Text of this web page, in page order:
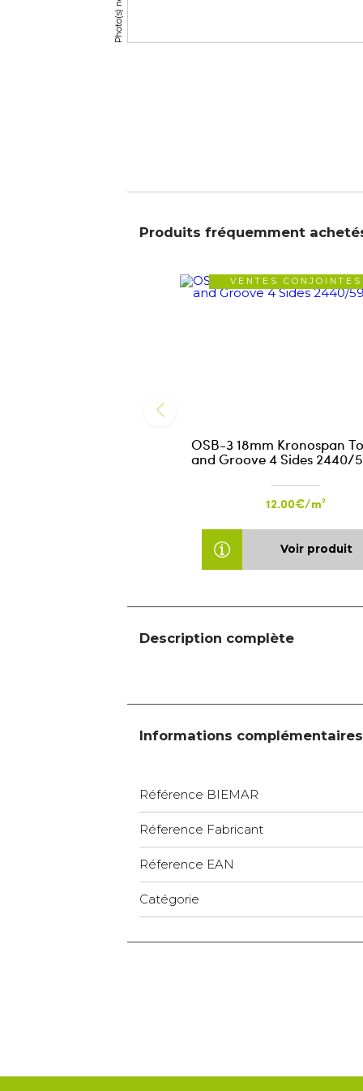
Produits fréquemment
VENTES CONJOINTES
OSB-3 18mm Kronospan
and Groove 4 Sides 2440/
12.00€/m²
Voir produit
Description complète
Informations complémentaires
Référence BIEMAR
Réference Fabricant
Réference EAN
Catégorie